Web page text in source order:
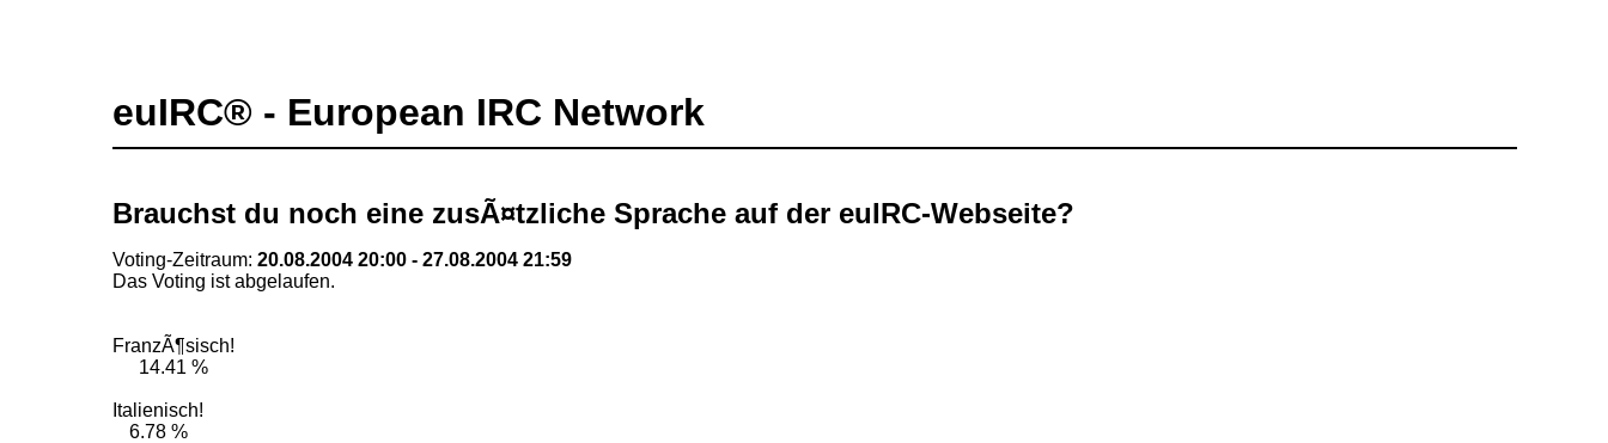
euIRC® - European IRC Network
Brauchst du noch eine zusÃ¤tzliche Sprache auf der euIRC-Webseite?
Voting-Zeitraum:20.08.2004 20:00 - 27.08.2004 21:59
Das Voting ist abgelaufen.
FranzÃ¶sisch!
14.41 %
Italienisch!
6.78 %